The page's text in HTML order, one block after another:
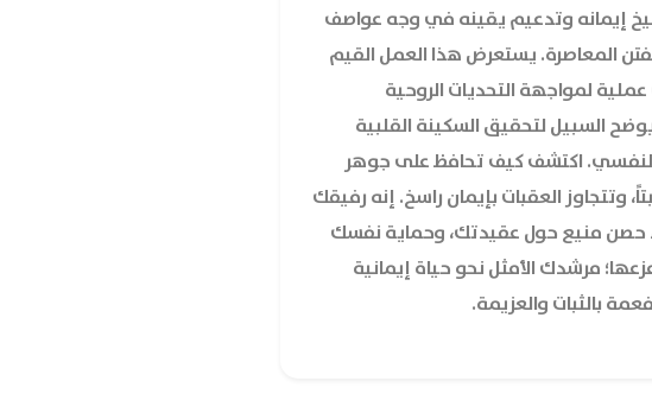
إيمانه وتدعيم يقينه في وجه عواصف
المعاصرة. يستعرض هذا العمل القيم
عملية لمواجهة التحديات الروحية
السبيل لتحقيق السكينة القلبية
النفسي. اكتشف كيف تحافظ على جوهر
وتتجاوز العقبات بإيمان راسخ. إنه رفيقك
حصن منيع حول عقيدتك، وحماية نفسك
مرشدك الأمثل نحو حياة إيمانية
بالثبات والعزيمة.